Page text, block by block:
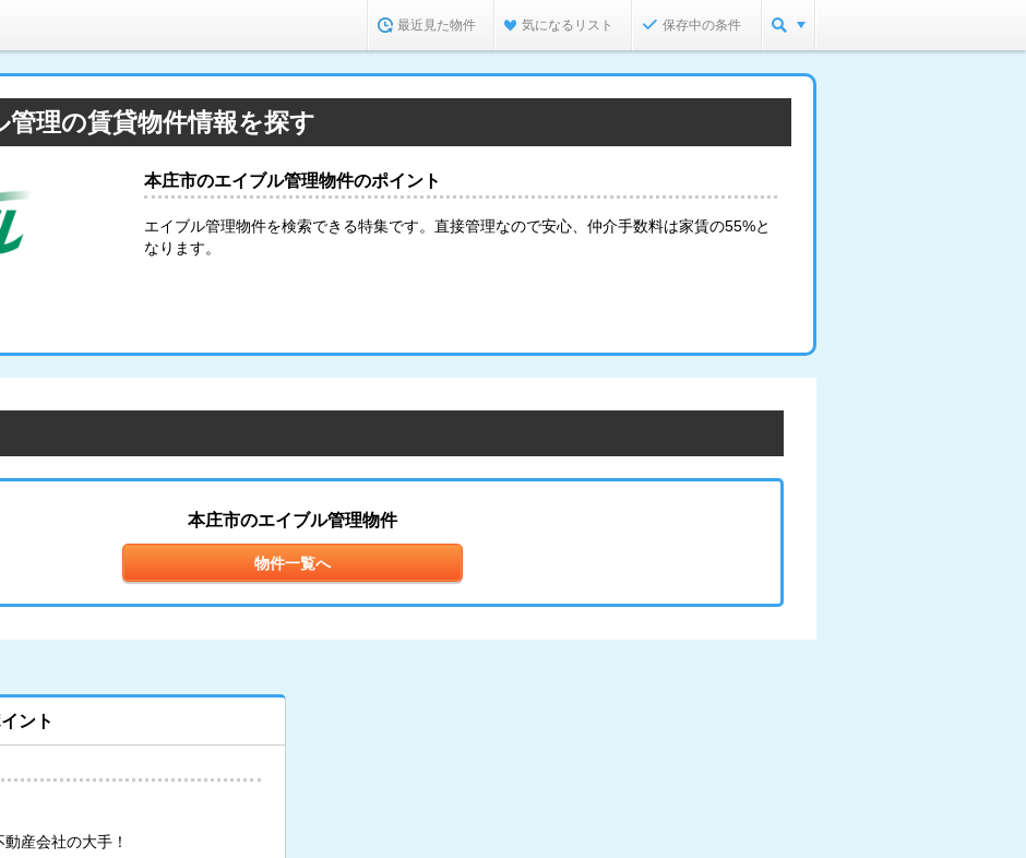
最近見た物件 気になるリスト 保存中の条件
理の賃貸物件情報を探す
本庄市のエイブル管理物件のポイント
エイブル管理物件を検索できる特集です。直接管理なので安心、仲介手数料は家賃の55%と
なります。
本庄市のエイブル管理物件
物件一覧へ
ント
産会社の大手！